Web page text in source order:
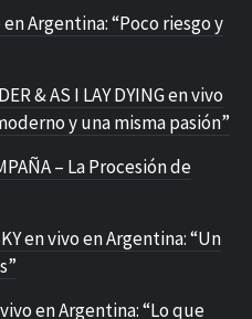
en Argentina: “Poco riesgo y
& AS I LAY DYING en vivo
y una misma pasión”
– La Procesión de
en vivo en Argentina: “Un
en Argentina: “Lo que